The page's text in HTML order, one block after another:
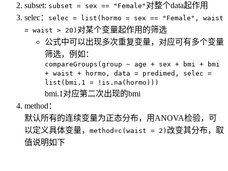
subset: subset = sex == "Female" 对整个data起作用
selec：
selec = list(hormo = sex == "Female", waist
= waist > 20) 对某个变量起作用的筛选
公式中可以出现多次重复变量，对应可有多个变量
筛选，例如：
compareGroups(group ~ age + sex + bmi + bmi
+ waist + hormo, data = predimed, selec =
list(bmi.1 = !is.na(hormo)))
bmi.1对应第二次出现的bmi
method：
默认所有的连续变量为正态分布，用ANOVA检验，可
以定义具体变量， method=c(waist = 2) 改变其分布，取
值说明如下